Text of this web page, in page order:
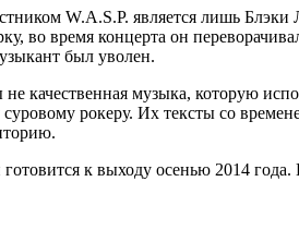
W.A.S.P. является лишь
во время концерта он
был уволен.
качественная музыка, которую
рокеру. Их тексты со
к выходу осенью 2014